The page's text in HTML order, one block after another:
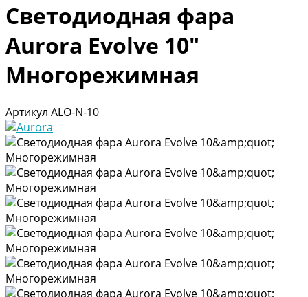
Светодиодная фара
Aurora Evolve 10"
Многорежимная
Артикул ALO-N-10